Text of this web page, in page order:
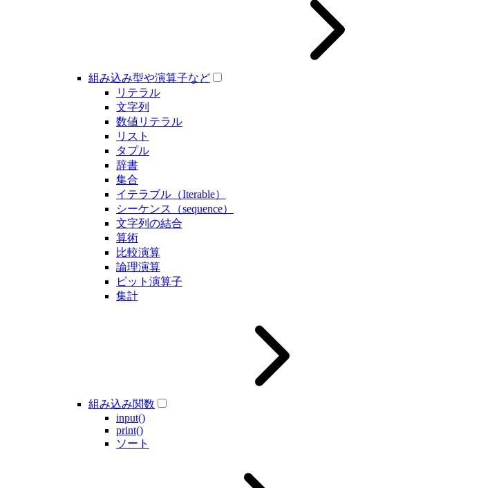
組み込み型や演算子など
リテラル
文字列
数値リテラル
リスト
タプル
辞書
集合
イテラブル（Iterable）
シーケンス（sequence）
文字列の結合
算術
比較演算
論理演算
ビット演算子
集計
組み込み関数
input()
print()
ソート